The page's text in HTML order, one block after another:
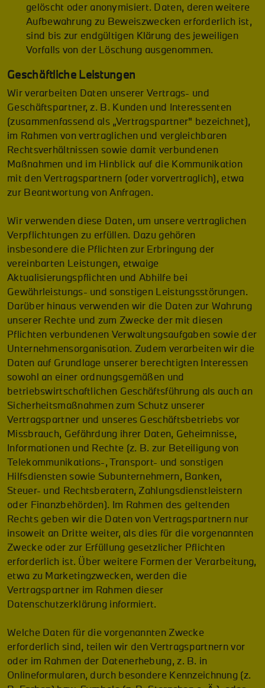
gelöscht oder anonymisiert. Daten, deren weitere
Aufbewahrung zu Beweiszwecken erforderlich ist,
sind bis zur endgültigen Klärung des jeweiligen
Vorfalls von der Löschung ausgenommen.
Geschäftliche Leistungen
Wir verarbeiten Daten unserer Vertrags- und
Geschäftspartner, z. B. Kunden und Interessenten
(zusammenfassend als „Vertragspartner" bezeichnet),
im Rahmen von vertraglichen und vergleichbaren
Rechtsverhältnissen sowie damit verbundenen
Maßnahmen und im Hinblick auf die Kommunikation
mit den Vertragspartnern (oder vorvertraglich), etwa
zur Beantwortung von Anfragen.
Wir verwenden diese Daten, um unsere vertraglichen
Verpflichtungen zu erfüllen. Dazu gehören
insbesondere die Pflichten zur Erbringung der
vereinbarten Leistungen, etwaige
Aktualisierungspflichten und Abhilfe bei
Gewährleistungs- und sonstigen Leistungsstörungen.
Darüber hinaus verwenden wir die Daten zur Wahrung
unserer Rechte und zum Zwecke der mit diesen
Pflichten verbundenen Verwaltungsaufgaben sowie der
Unternehmensorganisation. Zudem verarbeiten wir die
Daten auf Grundlage unserer berechtigten Interessen
sowohl an einer ordnungsgemäßen und
betriebswirtschaftlichen Geschäftsführung als auch an
Sicherheitsmaßnahmen zum Schutz unserer
Vertragspartner und unseres Geschäftsbetriebs vor
Missbrauch, Gefährdung ihrer Daten, Geheimnisse,
Informationen und Rechte (z. B. zur Beteiligung von
Telekommunikations-, Transport- und sonstigen
Hilfsdiensten sowie Subunternehmern, Banken,
Steuer- und Rechtsberatern, Zahlungsdienstleistern
oder Finanzbehörden). Im Rahmen des geltenden
Rechts geben wir die Daten von Vertragspartnern nur
insoweit an Dritte weiter, als dies für die vorgenannten
Zwecke oder zur Erfüllung gesetzlicher Pflichten
erforderlich ist. Über weitere Formen der Verarbeitung,
etwa zu Marketingzwecken, werden die
Vertragspartner im Rahmen dieser
Datenschutzerklärung informiert.
Welche Daten für die vorgenannten Zwecke
erforderlich sind, teilen wir den Vertragspartnern vor
oder im Rahmen der Datenerhebung, z. B. in
Onlineformularen, durch besondere Kennzeichnung (z.